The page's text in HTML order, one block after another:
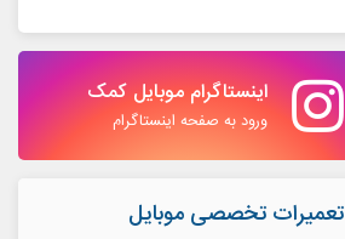
اینستاگرام موبایل کمک
ورود به صفحه اینستاگرام
تعمیرات تخصصی موبایل